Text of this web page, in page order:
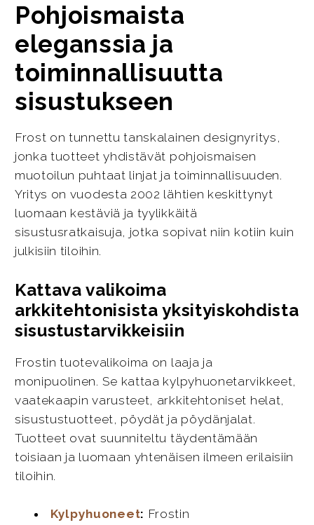
Pohjoismaista
eleganssia ja
toiminnallisuutta
sisustukseen
Frost on tunnettu tanskalainen designyritys,
jonka tuotteet yhdistävät pohjoismaisen
muotoilun puhtaat linjat ja toiminnallisuuden.
Yritys on vuodesta 2002 lähtien keskittynyt
luomaan kestäviä ja tyylikkäitä
sisustusratkaisuja, jotka sopivat niin kotiin kuin
julkisiin tiloihin.
Kattava valikoima
arkkitehtonisista yksityiskohdista
sisustustarvikkeisiin
Frostin tuotevalikoima on laaja ja
monipuolinen. Se kattaa kylpyhuonetarvikkeet,
vaatekaapin varusteet, arkkitehtoniset helat,
sisustustuotteet, pöydät ja pöydänjalat.
Tuotteet ovat suunniteltu täydentämään
toisiaan ja luomaan yhtenäisen ilmeen erilaisiin
tiloihin.
Kylpyhuoneet: Frostin